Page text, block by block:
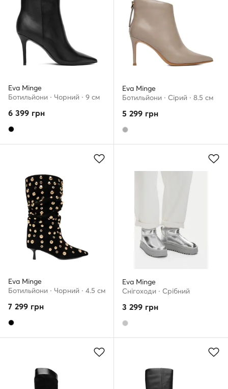
Eva Minge
Ботильйони · Чорний · 9 см
6 399 грн
Eva Minge
Ботильйони · Сірий · 8.5 см
5 299 грн
Eva Minge
Ботильйони · Чорний · 4.5 см
7 299 грн
Eva Minge
Снігоходи · Срібний
3 299 грн